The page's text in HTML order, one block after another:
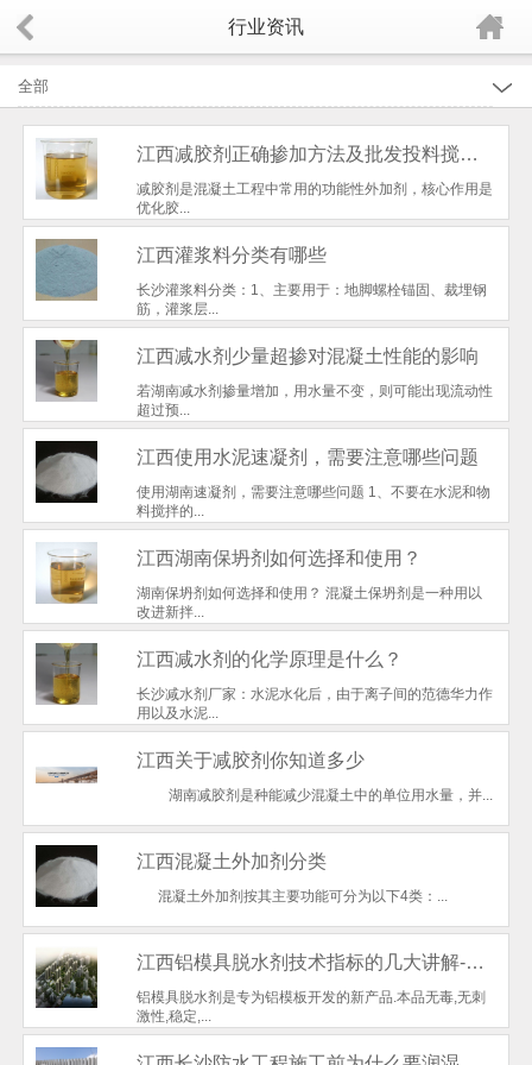
行业资讯
全部
行业资讯
江西行业新闻
江西减胶剂正确掺加方法及批发投料搅拌实操注意事项
减胶剂是混凝土工程中常用的功能性外加剂，核心作用是
优化胶...
江西灌浆料分类有哪些
长沙灌浆料分类：1、主要用于：地脚螺栓锚固、裁埋钢
筋，灌浆层...
江西减水剂少量超掺对混凝土性能的影响
若湖南减水剂掺量增加，用水量不变，则可能出现流动性
超过预...
江西使用水泥速凝剂，需要注意哪些问题
使用湖南速凝剂，需要注意哪些问题 1、不要在水泥和物
料搅拌的...
江西湖南保坍剂如何选择和使用？
湖南保坍剂如何选择和使用？ 混凝土保坍剂是一种用以
改进新拌...
江西减水剂的化学原理是什么？
长沙减水剂厂家：水泥水化后，由于离子间的范德华力作
用以及水泥...
江西关于减胶剂你知道多少
湖南减胶剂是种能减少混凝土中的单位用水量，并...
江西混凝土外加剂分类
混凝土外加剂按其主要功能可分为以下4类：...
江西铝模具脱水剂技术指标的几大讲解-湖南减胶剂
铝模具脱水剂是专为铝模板开发的新产品.本品无毒,无刺
激性,稳定,...